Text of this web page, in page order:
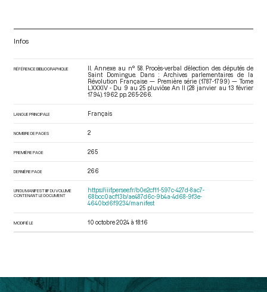
Infos
RÉFÉRENCE BIBLIOGRAPHIQUE
II. Annexe au n° 58. Procès-verbal d’élection des députés de
Saint Domingue. Dans : Archives parlementaires de la
Révolution Française — Première série (1787-1799) — Tome
LXXXIV - Du 9 au 25 pluviôse An II (28 janvier au 13 février
1794) . 1962. pp. 265-266.
LANGUE PRINCIPALE Français
NOMBRE DE PAGES 2
PREMIÈRE PAGE 265
DERNIÈRE PAGE 266
URI DU MANIFEST IIIF DU VOLUME
CONTENANT LE DOCUMENT
https://iiif.persee.fr/b0e2cf11-597c-427d-8ac7-
68bcc0acf13b/ae487d6c-9b4a-4d68-9f3e-
4640bd6f9234/manifest
MODIFIÉ LE 10 octobre 2024 à 18:16